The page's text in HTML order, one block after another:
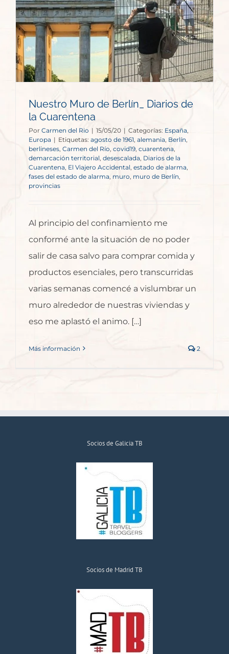
Nuestro Muro de Berlín_ Diarios de
la Cuarentena
Por Carmen del Rio | 15/05/20 | Categorías: España,
Europa | Etiquetas: agosto de 1961, alemania Berlín,
berlineses, Carmen del Río, covid19 cuarentena
demarcación territorial, desescalada Diarios de la
Cuarentena El Viajero Accidental estado de alarma
fases del estado de alarma, muro, muro de Berlín
provincias
Al principio del confinamiento me
conformé ante la situación de no poder
salir de casa salvo para comprar comida y
productos esenciales, pero transcurridas
varias semanas comencé a vislumbrar un
muro alrededor de nuestras viviendas y
eso me aplastó el animo. […]
Más información 2
Socios de Galicia TB
Socios de Madrid TB